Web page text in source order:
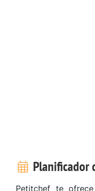
Planificador
Petitchef te